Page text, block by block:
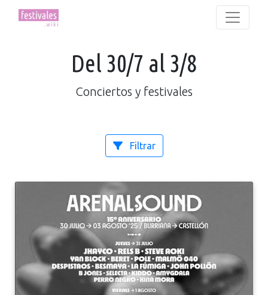
Del 30/7 al 3/8
Conciertos y festivales
Filtrar